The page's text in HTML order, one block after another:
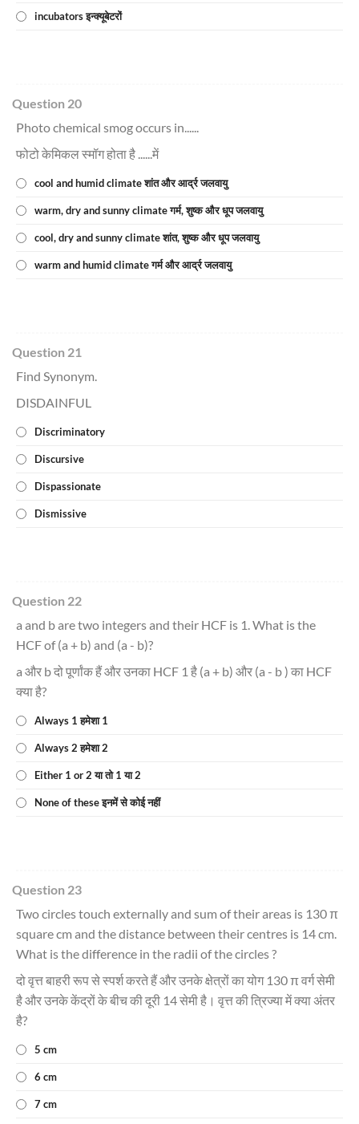
incubators इन्क्यूबेटरों
Question 20
Photo chemical smog occurs in......
फोटो केमिकल स्मॉग होता है ......में
cool and humid climate शांत और आर्द्र जलवायु
warm, dry and sunny climate गर्म, शुष्क और धूप जलवायु
cool, dry and sunny climate शांत, शुष्क और धूप जलवायु
warm and humid climate गर्म और आर्द्र जलवायु
Question 21
Find Synonym.
DISDAINFUL
Discriminatory
Discursive
Dispassionate
Dismissive
Question 22
a and b are two integers and their HCF is 1. What is the
HCF of (a + b) and (a - b)?
a और b दो पूर्णांक हैं और उनका HCF 1 है (a + b) और (a - b ) का HCF
क्या है?
Always 1 हमेशा 1
Always 2 हमेशा 2
Either 1 or 2 या तो 1 या 2
None of these इनमें से कोई नहीं
Question 23
Two circles touch externally and sum of their areas is 130 π
square cm and the distance between their centres is 14 cm.
What is the difference in the radii of the circles ?
दो वृत्त बाहरी रूप से स्पर्श करते हैं और उनके क्षेत्रों का योग 130 π वर्ग सेमी
है और उनके केंद्रों के बीच की दूरी 14 सेमी है। वृत्त की त्रिज्या में क्या अंतर
है?
5 cm
6 cm
7 cm